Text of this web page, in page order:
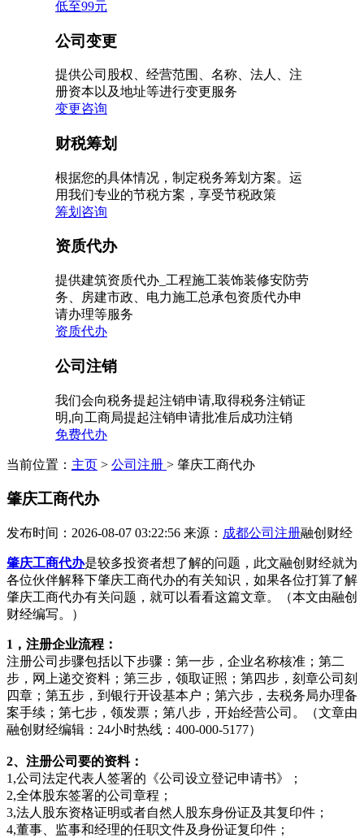
低至99元
公司变更
提供公司股权、经营范围、名称、法人、注
册资本以及地址等进行变更服务
变更咨询
财税筹划
根据您的具体情况，制定税务筹划方案。运
用我们专业的节税方案，享受节税政策
筹划咨询
资质代办
提供建筑资质代办_工程施工装饰装修安防劳
务、房建市政、电力施工总承包资质代办申
请办理等服务
资质代办
公司注销
我们会向税务提起注销申请,取得税务注销证
明,向工商局提起注销申请批准后成功注销
免费代办
当前位置： 主页 > 公司注册 > 肇庆工商代办
肇庆工商代办
发布时间：2026-08-07 03:22:56 来源： 成都公司注册融创财经
肇庆工商代办是较多投资者想了解的问题，此文融创财经就为
各位伙伴解释下肇庆工商代办的有关知识，如果各位打算了解
肇庆工商代办有关问题，就可以看看这篇文章。（本文由融创
财经编写。）
1，注册企业流程：
注册公司步骤包括以下步骤：第一步，企业名称核准；第二
步，网上递交资料；第三步，领取证照；第四步，刻章公司刻
四章；第五步，到银行开设基本户；第六步，去税务局办理备
案手续；第七步，领发票；第八步，开始经营公司。（文章由
融创财经编辑：24小时热线：400-000-5177）
2、注册公司要的资料：
1,公司法定代表人签署的《公司设立登记申请书》；
2,全体股东签署的公司章程；
3,法人股东资格证明或者自然人股东身份证及其复印件；
4,董事、监事和经理的任职文件及身份证复印件；